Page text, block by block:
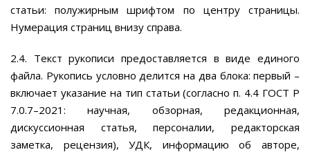
статьи: полужирным шрифтом по центру страницы.
Нумерация страниц внизу справа.
2.4. Текст рукописи предоставляется в виде единого
файла. Рукопись условно делится на два блока: первый –
включает указание на тип статьи (согласно п. 4.4 ГОСТ Р
7.0.7–2021: научная, обзорная, редакционная,
дискуссионная статья, персоналии, редакторская
заметка, рецензия), УДК, информацию об авторе,